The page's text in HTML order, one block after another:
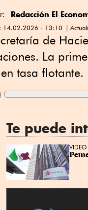
Redacción El
14.02.2026 - 13:10
de
La
tasa flotante.
Te puede
VIDEO